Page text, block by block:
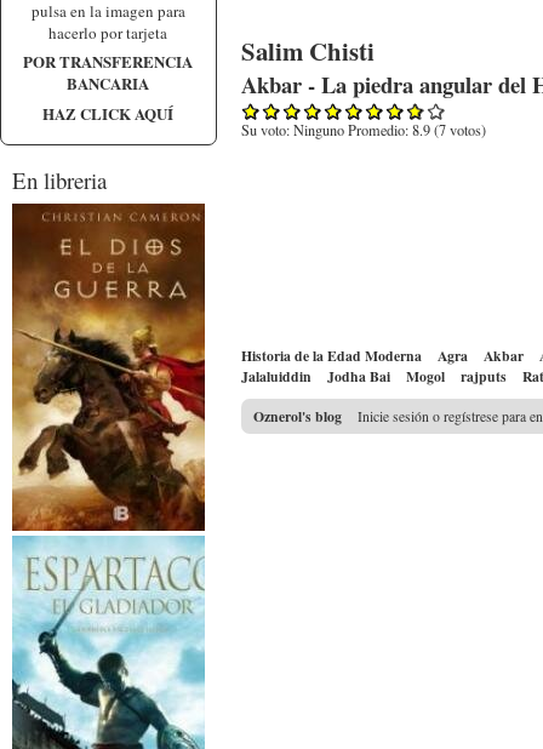
pulsa en la imagen para
hacerlo por tarjeta
POR TRANSFERENCIA
BANCARIA
HAZ CLICK AQUÍ
En libreria
Salim Chisti
Akbar - La piedra angular del
Su voto:Ninguno Promedio:8.9 (7votos)
Historia de la Edad Moderna Agra Akbar
Jalaluiddin
Jodha Bai Mogol rajputs
Oznerol's blog
Inicie sesión o regístrese para